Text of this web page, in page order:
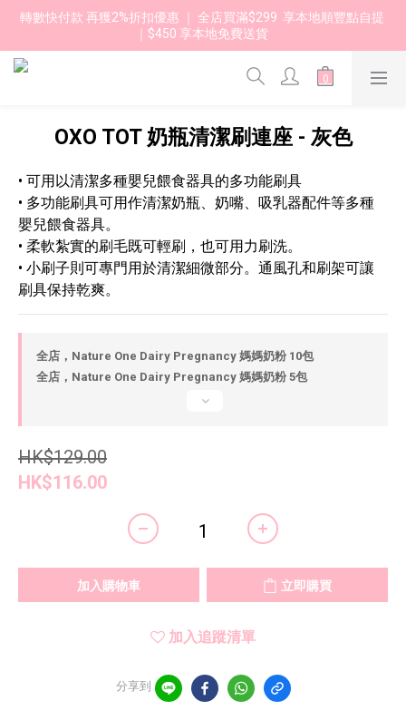
轉數快付款 再獲2%折扣優惠 ｜ 全店買滿$299  享本地順豐點自提
｜$450 享本地免費送貨
OXO TOT 奶瓶清潔刷連座 - 灰色
• 可用以清潔多種嬰兒餵食器具的多功能刷具
• 多功能刷具可用作清潔奶瓶、奶嘴、吸乳器配件等多種
嬰兒餵食器具。
• 柔軟紮實的刷毛既可輕刷，也可用力刷洗。
• 小刷子則可專門用於清潔細微部分。通風孔和刷架可讓
刷具保持乾爽。
全店，Nature One Dairy Pregnancy 媽媽奶粉 10包
全店，Nature One Dairy Pregnancy 媽媽奶粉 5包
HK$129.00
HK$116.00
加入購物車 立即購買
加入追蹤清單
分享到